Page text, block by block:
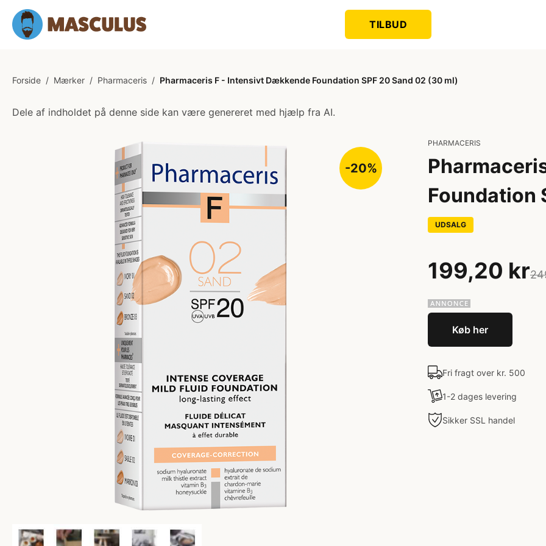
TILBUD
Forside / Mærker / Pharmaceris / Pharmaceris F - Intensivt Dækkende Foundation SPF 20 Sand 02 (30 ml)
Dele af indholdet på denne side kan være genereret med hjælp fra AI.
-20%
PHARMACERIS
Foundation
UDSALG
199,20 kr
Køb her
Fri fragt over kr. 500
1-2 dages levering
Sikker SSL handel